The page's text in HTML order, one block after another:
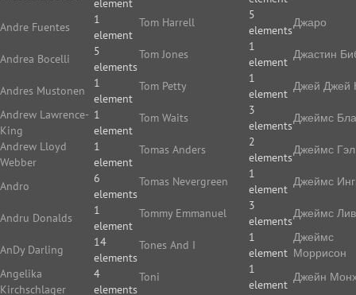
element
Andre Fuentes
1
element
Andrea Bocelli
5
elements
Andres Mustonen
1
element
Andrew Lawrence-
King
1
element
Andrew Lloyd
Webber
1
element
Andro
6
elements
Andru Donalds
1
element
AnDy Darling
14
elements
Angelika
Kirchschlager
4
elements
Tom Harrell
5
elements
Tom Jones
1
element
Tom Petty
1
element
Tom Waits
3
elements
Tomas Anders
2
elements
Tomas Nevergreen
1
element
Tommy Emmanuel
3
elements
Tones And I
1
element
Toni
1
element
Джаро
Джастин
Джей Джей
Джеймс
Джеймс
Джеймс
Джеймс
Джеймс
Моррисон
Джейн